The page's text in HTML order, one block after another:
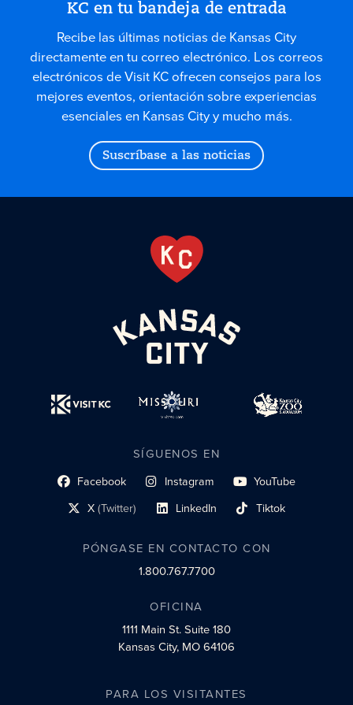
KC en tu bandeja de entrada
Recibe las últimas noticias de Kansas City
directamente en tu correo electrónico. Los correos
electrónicos de Visit KC ofrecen consejos para los
mejores eventos, orientación sobre experiencias
esenciales en Kansas City y mucho más.
Suscríbase a las noticias
SÍGUENOS EN
Facebook
enlace al perfil social Instagram
enlace de perfil social YouTube
enlace de perfil social
X(Twitter)
enlace al perfil social LinkedIn
enlace al perfil social Tiktok
enlace al perfil social
PÓNGASE EN CONTACTO CON
1.800.767.7700
OFICINA
1111 Main St.Suite 180
Kansas City, MO 64106
PARA LOS VISITANTES